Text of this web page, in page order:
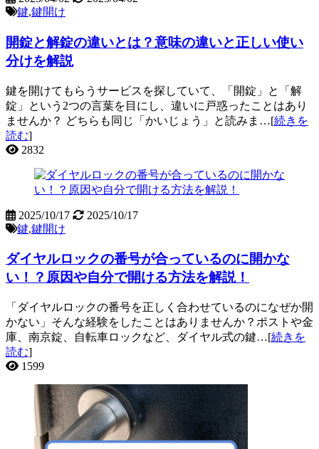
鍵,鍵開け
開錠と解錠の違いとは？意味の違いと正しい使い
分けを解説
鍵を開けてもらうサービスを探していて、「開錠」と「解
錠」という2つの言葉を目にし、違いに戸惑ったことはあり
ませんか？ どちらも同じ「かいじょう」と読みま…[続きを
読む]
2832
2025/10/17
2025/10/17
鍵,鍵開け
ダイヤルロックの番号が合っているのに開かな
い！？原因や自分で開ける方法を解説！
「ダイヤルロックの番号を正しく合わせているのになぜか開
かない」そんな経験をしたことはありませんか？ポストや金
庫、南京錠、自転車ロックなど、ダイヤル式の鍵…[続きを
読む]
1599